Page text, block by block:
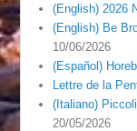
(English) 2026
(English) Be
10/06/2026
(Español)
Lettre de la
(Italiano)
20/05/2026